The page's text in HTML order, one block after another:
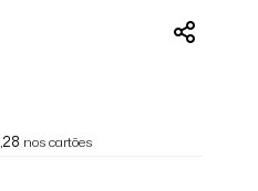
nos cartões